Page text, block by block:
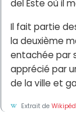
del Este où il
Il fait partie
la deuxième
entachée par
apprécié par
de la ville et
Extrait de